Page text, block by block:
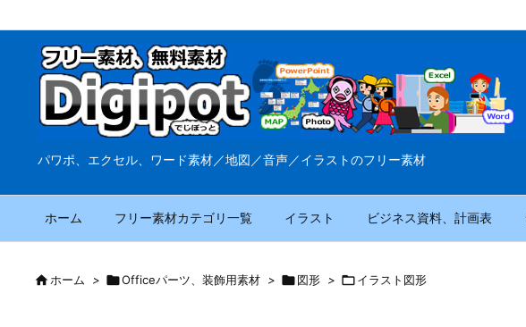
パワポ、エクセル、ワード素材／地図／音声／イラストのフリー素材
ホーム フリー素材カテゴリ一覧 イラスト ビジネス資料、計画表
ホーム > Officeパーツ、装飾用素材 > 図形 > イラスト図形